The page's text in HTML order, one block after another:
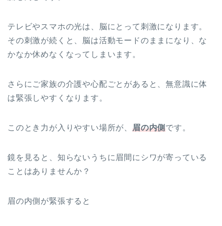
テレビやスマホの光は、脳にとって刺激になります。
その刺激が続くと、脳は活動モードのままになり、な
かなか休めなくなってしまいます。
さらにご家族の介護や心配ごとがあると、無意識に体
は緊張しやすくなります。
このとき力が入りやすい場所が、 眉の内側です。
鏡を見ると、知らないうちに眉間にシワが寄っている
ことはありませんか？
眉の内側が緊張すると